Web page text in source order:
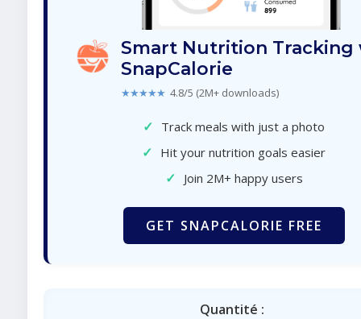
Smart Nutrition Tracking
SnapCalorie
★★★★★ 4.8/5 (2M+ downloads)
✓ Track meals with just a photo
✓ Hit your nutrition goals easier
✓ Join 2M+ happy users
GET SNAPCALORIE FREE
Quantité :